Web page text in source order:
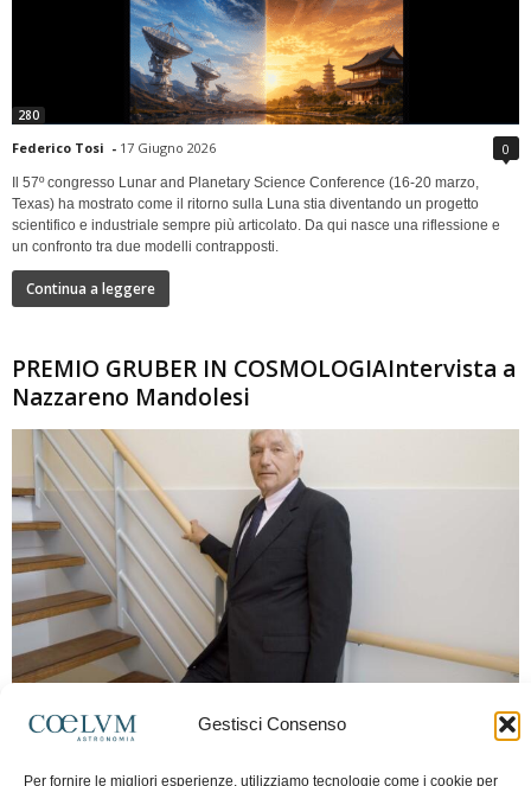
Gestisci Consenso
Per fornire le migliori esperienze, utilizziamo tecnologie come i cookie per
280
Federico Tosi - 17 Giugno 2026 0
Il 57º congresso Lunar and Planetary Science Conference (16-20 marzo,
Texas) ha mostrato come il ritorno sulla Luna stia diventando un progetto
scientifico e industriale sempre più articolato. Da qui nasce una riflessione e
un confronto tra due modelli contrapposti.
Continua a leggere
PREMIO GRUBER IN COSMOLOGIAIntervista a
Nazzareno Mandolesi
Frida Paolella - 16 Giugno 2026 0
spaziale europea e della missione Planck. Il dialogo ripercorre i principali